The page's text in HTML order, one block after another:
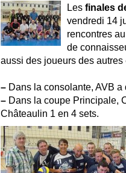
Les finales
vendredi 14
rencontres
de
aussi des joueurs des
– Dans la consolante, AVB
– Dans la coupe Principale,
Châteaulin 1 en 4 sets.